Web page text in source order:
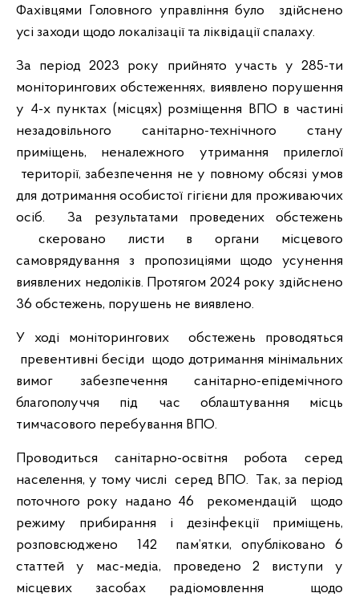
Фахівцями Головного управління було здійснено
усі заходи щодо локалізації та ліквідації спалаху.
За період 2023 року прийнято участь у 285-ти
моніторингових обстеженнях, виявлено порушення
у 4-х пунктах (місцях) розміщення ВПО в частині
незадовільного санітарно-технічного стану
приміщень, неналежного утримання прилеглої
території, забезпечення не у повному обсязі умов
для дотримання особистої гігієни для проживаючих
осіб. За результатами проведених обстежень
скеровано листи в органи місцевого
самоврядування з пропозиціями щодо усунення
виявлених недоліків. Протягом 2024 року здійснено
36 обстежень, порушень не виявлено.
У ході моніторингових обстежень проводяться
превентивні бесіди щодо дотримання мінімальних
вимог забезпечення санітарно-епідемічного
благополуччя під час облаштування місць
тимчасового перебування ВПО.
Проводиться санітарно-освітня робота серед
населення, у тому числі серед ВПО. Так, за період
поточного року надано 46 рекомендацій щодо
режиму прибирання і дезінфекції приміщень,
розповсюджено 142 пам’ятки, опубліковано 6
статтей у мас-медіа, проведено 2 виступи у
місцевих засобах радіомовлення щодо